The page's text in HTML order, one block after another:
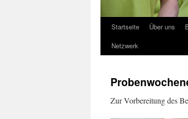
Springe
zum
Startseite Über uns
Netzwerk
Zur Vorbereitung des